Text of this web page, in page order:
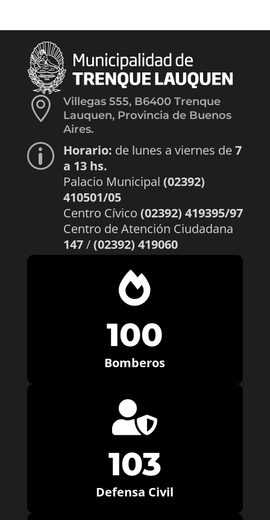

Villegas 555, B6400 Trenque
Lauquen, Provincia de Buenos
Aires.
p Horario: de lunes a viernes de7
a 13 hs.
Palacio Municipal (02392)
410501/05
Centro Cívico (02392) 419395/97
Centro de Atención Ciudadana
147/(02392) 419060

100
Bomberos

103
Defensa Civil